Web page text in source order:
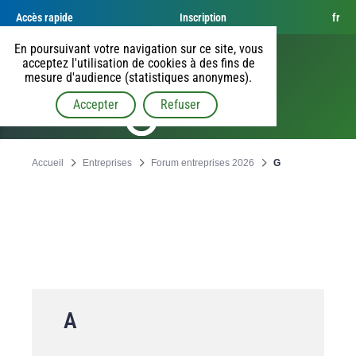
En poursuivant votre navigation sur ce site, vous
acceptez l'utilisation de cookies à des fins de
mesure d'audience (statistiques anonymes).
Accepter
Refuser
Accès rapide Inscription fr
Accueil Entreprises Forum entreprises 2026 G
A